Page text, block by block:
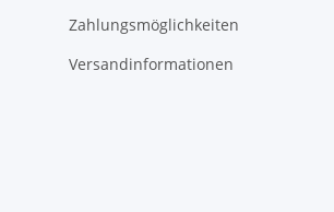
Zahlungsmöglichkeiten
Versandinformationen